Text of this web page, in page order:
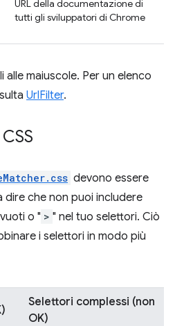
URL della documentazione di
tutti gli sviluppatori di Chrome
alle maiuscole. Per un elenco
UrlFilter.
devono essere
dire che non puoi includere
o " > " nel tuo selettori. Ciò
i selettori in modo più
Selettori complessi (non
OK)